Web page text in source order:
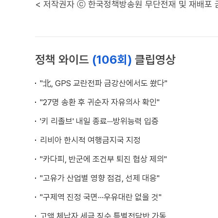
< 저작권자 ⓒ 한국정책방송원 무단전재 및 재배포
정책 와이드 (106회) 클립영상
"北, GPS 교란전파 금강산에서도 쐈다"
"27명 송환 후 귀순자 자유의사 확인"
'키 리졸브' 내일 종료···방위능력 입증
리비아 한시적 여행금지국 지정
"카다피, 반군에 조건부 퇴진 협상 제의"
"고유가 산업별 영향 점검, 선제 대응"
"구제역 진정 국면···우유대란 없을 것"
고액 체납자 세금 징수 특별전담반 가동